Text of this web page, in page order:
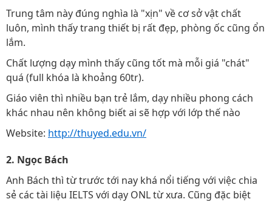
Trung tâm này đúng nghìa là "xịn" về cơ sở vật chất
luôn, mình thấy trang thiết bị rất đẹp, phòng ốc cũng ổn
lắm.
Chất lượng dạy mình thấy cũng tốt mà mỗi giá "chát"
quá (full khóa là khoảng 60tr).
Giáo viên thì nhiều bạn trẻ lắm, dạy nhiều phong cách
khác nhau nên không biết ai sẽ hợp với lớp thế nào
Website: http://thuyed.edu.vn/
2. Ngọc Bách
Anh Bách thì từ trước tới nay khá nổi tiếng với việc chia
sẻ các tài liệu IELTS với dạy ONL từ xưa. Cũng đặc biệt